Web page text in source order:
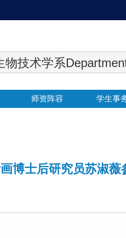
技术学系
师资阵容 学生事
博士后研究员苏淑薇